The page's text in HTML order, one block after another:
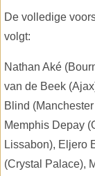
De volledige
volgt:
Nathan Aké
van de Beek
Blind
Memphis Depay
Lissabon), Eljero
(Crystal Palace),